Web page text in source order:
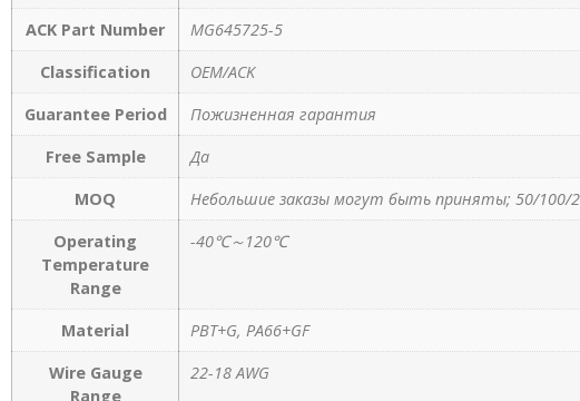
ACK Part Number
MG645725-5
Classification
OEM/ACK
Guarantee Period
Пожизненная гарантия
Free Sample
Да
MOQ
Небольшие заказы могут быть приняты; 50/
Operating
Temperature
Range
-40℃～120℃
Material
PBT+G, PA66+GF
Wire Gauge
Range
22-18 AWG